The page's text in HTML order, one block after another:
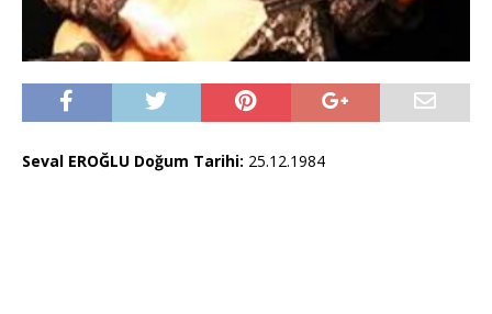
Seval EROĞLU Doğum Tarihi: 25.12.1984